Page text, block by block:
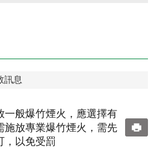
訊息
一般爆竹煙火，應選擇有
施放專業爆竹煙火，需先
，以免受罰